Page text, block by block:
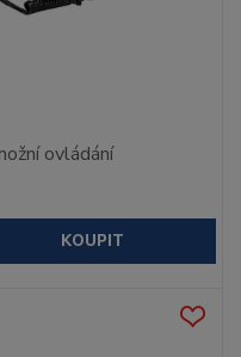
ovládání
KOUPIT